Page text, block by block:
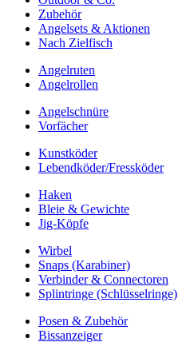
Zubehör
Angelsets & Aktionen
Nach Zielfisch
Angelruten
Angelrollen
Angelschnüre
Vorfächer
Kunstköder
Lebendköder/Fressköder
Haken
Bleie & Gewichte
Jig-Köpfe
Wirbel
Snaps (Karabiner)
Verbinder & Connectoren
Splintringe (Schlüsselringe)
Posen & Zubehör
Bissanzeiger